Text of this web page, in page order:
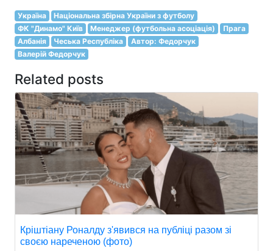
Україна
Національна збірна України з футболу
ФК "Динамо" Київ
Менеджер (футбольна асоціація)
Прага
Албанія
Чеська Республіка
Автор: Федорчук
Валерій Федорчук
Related posts
Кріштіану Роналду з'явився на публіці разом зі
своєю нареченою (фото)